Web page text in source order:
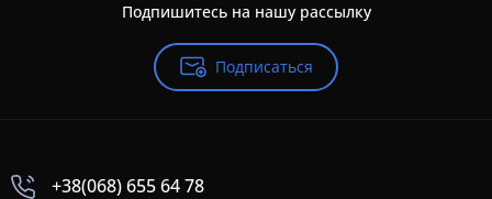
Подпишитесь на нашу рассылку
Подписаться
+38(068) 655 64 78